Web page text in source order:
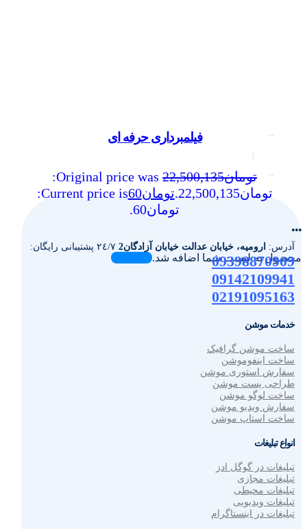
فیلمبرداری حرفه ای
تومان22,500,135
Original price was:
تومان22,500,135.
تومان60
Current price is:
تومان60.
...
محصول به لیست شما اضافه شد.
آدرس: ارومیه، خیابان عدالت خیابان آزادگان2 ٢٤/٧ پشتیبانی رایگان:
09398870909
09142109941
02191095163
خدمات موشن
ساخت موشن گرافیک
ساخت اینفوموشن
سفارش استوری موشن
طراحی پست موشن
ساخت لوگو موشن
سفارش ویدیو موشن
ساخت استاپ موشن
انواع تبلیغات
تبلیغات در گوگل ادز
تبلیغات مجازی
تبلیغات محیطی
تبلیغات ویدیویی
تبلیغات در اینستاگرام